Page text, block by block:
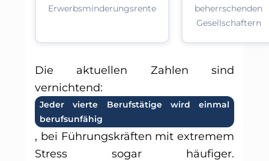
Erwerbsminderungsrente
beherrschenden
Gesellschaftern
Die aktuellen Zahlen sind
vernichtend:
Jeder vierte Berufstätige wird einmal
berufsunfähig
, bei Führungskräften mit extremem
Stress sogar häufiger.